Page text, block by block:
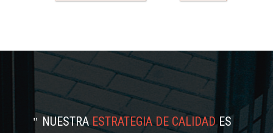
NUESTRAESTRATEGIA DE CALIDADES